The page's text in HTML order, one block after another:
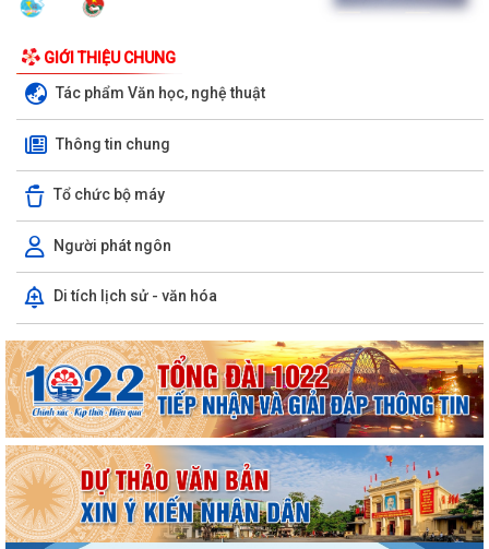
GIỚI THIỆU CHUNG
Tác phẩm Văn học, nghệ thuật
Thông tin chung
Tổ chức bộ máy
Người phát ngôn
Di tích lịch sử - văn hóa